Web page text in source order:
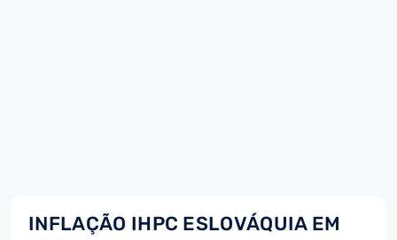
INFLAÇÃO IHPC ESLOVÁQUIA EM